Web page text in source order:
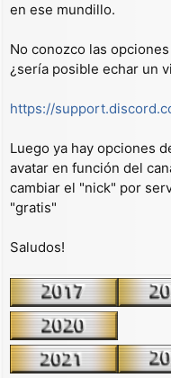
en ese mundillo.
No conozco las
¿sería posible echar un
https://
Luego ya hay opciones
avatar en función del
cambiar el "nick" por
"gratis"
Saludos!